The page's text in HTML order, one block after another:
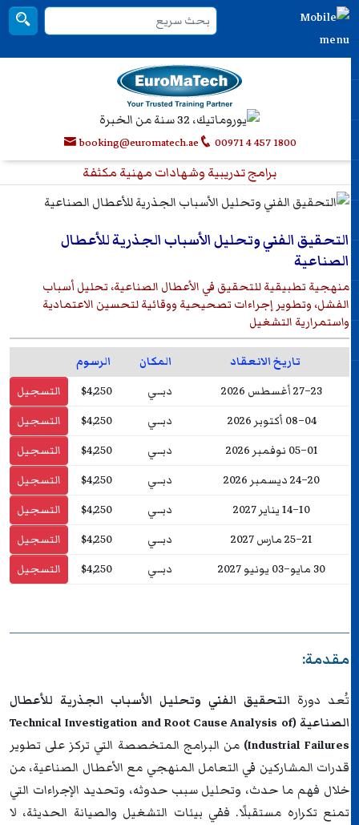
00971 4 457 1800
booking@euromatech.ae
برامج تدريبية وشهادات مهنية مكثفة
التحقيق الفني وتحليل الأسباب الجذرية للأعطال
الصناعية
منهجية تطبيقية للتحقيق في الأعطال الصناعية، تحليل أسباب
الفشل، وتطوير إجراءات تصحيحية ووقائية لتحسين الاعتمادية
واستمرارية التشغيل
تاريخ الانعقاد المكان
الرسوم
23–27 أغسطس 2026
دبــي $4,250
التسجيل
04–08 أكتوبر 2026
دبــي $4,250
التسجيل
01–05 نوفمبر 2026
دبــي $4,250
التسجيل
20–24 ديسمبر 2026
دبــي $4,250
التسجيل
10–14 يناير 2027
دبــي $4,250
التسجيل
21–25 مارس 2027
دبــي $4,250
التسجيل
30 مايو–03 يونيو 2027
دبــي $4,250 التسجيل
مقدمة:
تُعد دورة التحقيق الفني وتحليل الأسباب الجذرية للأعطال
الصناعية (Technical Investigation and Root Cause Analysis of
Industrial Failures) من البرامج المتخصصة التي تركز على تطوير
قدرات المشاركين في التعامل المنهجي مع الأعطال الصناعية، من
خلال فهم ما حدث، وتحليل سبب حدوثه، وتحديد الإجراءات التي
تمنع تكراره مستقبلًا. ففي بيئات التشغيل والصيانة الحديثة، لا